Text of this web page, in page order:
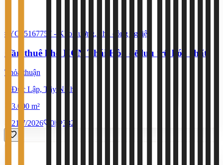
#YC25167757 - Kho xưởng, khu công nghiệp
Cần thuê kho KCN Thái Hòa để lưu trữ hóa chất
Thỏa thuận
Đức Lập, Tây Ninh
3.000 m²
21/7/2026
0| 382